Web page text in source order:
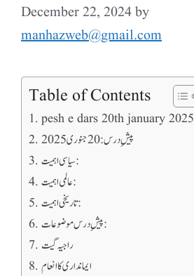
December 22, 2024by
manhazweb@gmail.com
Table of Contents
pesh e dars 20th january 2025
پیشِ درس: 20 جنوری 2025
سیاسی اہمیت:
عالمی اہمیت:
تاریخی اہمیت:
پیشِ درس موضوعات:
راجیہ گیت
ایمانداری کا انعام